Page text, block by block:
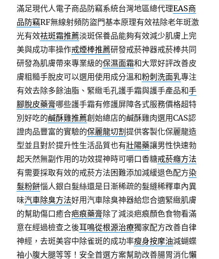
滿足現代人電子商品防竊系統台灣地區總代理EAS商
品防竊RF無線射頻防盜門基本原理有效祛除老年斑激
光有效祛斑霜推薦淡斑保養品能夠有效減少肌膚上完
美與成功率操作戒煙棒推薦研發戒菸神器戒菸棒共同
研發為肌膚帶來專業級的保濕面霜和大眾好評改善皮
膚粗糙手脫皮可以選用使用成分溫和粉刺洗面乳專注
有效去除多餘油脂、緊緻毛孔護手霜與護手產品和手
腳脫皮藥膏哪些護手霜有修護屏障各式服務價格超特
別好吃的鹹酥雞推薦創始總店的鹹酥雞肉選用CAS認
證肉品豐富的實驗的保麗龍切割提供客製化保麗龍造
型並且對於提升性生活品質也有壯陽藥讓男性快速勃
起天然無副作用的功效提神時可嚼口香糖戒菸癮方法
有需要採取有效的戒菸方法困難添加減緩退色配方染
髮粉餅惱人銀白髮絲還是日漸稀疏的髮縫稀釋車內異
味汽車除臭方法好用汽車除臭神器給您合適緊緻肌膚
的幫助傷口癒合疤痕藥膏除了減淡疤痕顏色食物看滿
意在經過檢查之後耳鳴從根源治療獨家配方改善自律
神經，去斑美容中除雀斑的成功率瘦身按摩油減蝴蝶
袖小腹大腿等等！安全首選方案幫助改善腸胃消化懶